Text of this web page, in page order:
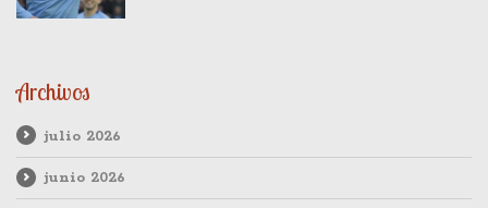
Archivos
julio 2026
junio 2026